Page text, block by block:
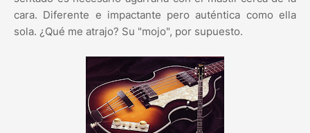
cara. Diferente e impactante pero auténtica como ella
sola. ¿Qué me atrajo? Su "mojo", por supuesto.